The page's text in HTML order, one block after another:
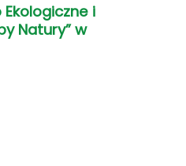
i
Natury” w